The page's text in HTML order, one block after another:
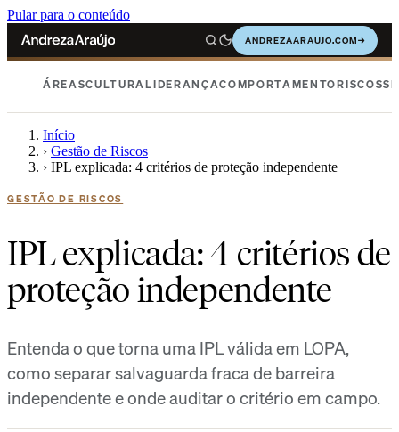
Pular para o conteúdo
ANDREZAARAUJO.COM→
ÁREASCULTURALIDERANÇACOMPORTAMENTORISCOS
Início
› Gestão de Riscos
› IPL explicada: 4 critérios de proteção independente
GESTÃO DE RISCOS
IPL explicada: 4 critérios de
proteção independente
Entenda o que torna uma IPL válida em LOPA,
como separar salvaguarda fraca de barreira
independente e onde auditar o critério em campo.